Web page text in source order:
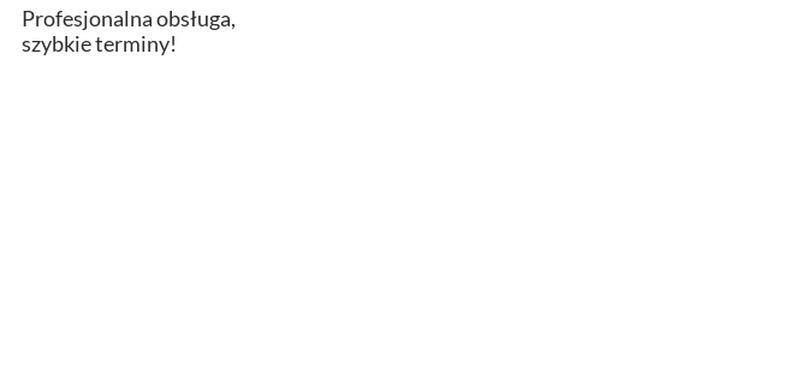
Profesjonalna obsługa,
szybkie terminy!